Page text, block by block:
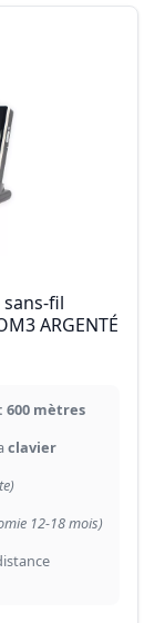
fil
ARGENTÉ
600 mètres
clavier
12-18 mois)